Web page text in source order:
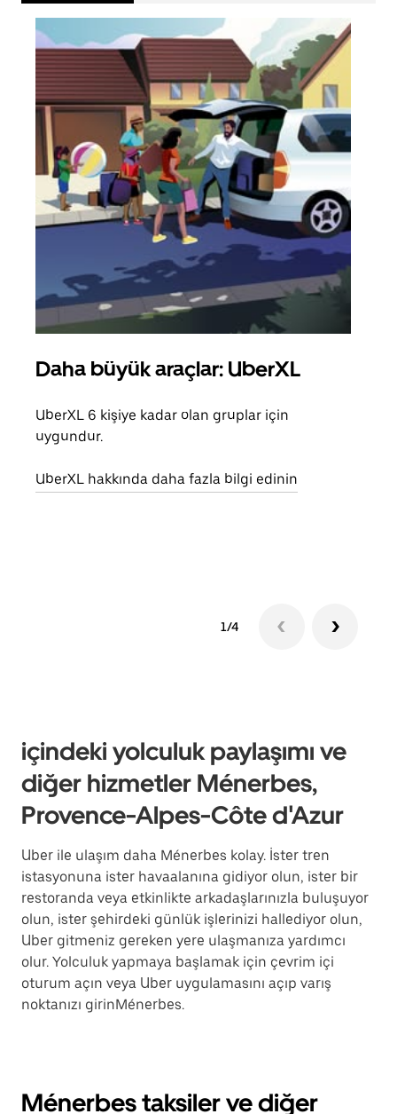
Daha büyük araçlar: UberXL
UberXL 6 kişiye kadar olan gruplar için
uygundur.
UberXL hakkında daha fazla bilgi edinin
1/4
içindeki yolculuk paylaşımı ve
diğer hizmetler Ménerbes,
Provence-Alpes-Côte d'Azur
Uber ile ulaşım daha Ménerbes kolay. İster tren
istasyonuna ister havaalanına gidiyor olun, ister bir
restoranda veya etkinlikte arkadaşlarınızla buluşuyor
olun, ister şehirdeki günlük işlerinizi hallediyor olun,
Uber gitmeniz gereken yere ulaşmanıza yardımcı
olur. Yolculuk yapmaya başlamak için çevrim içi
oturum açın veya Uber uygulamasını açıp varış
noktanızı girinMénerbes.
Ménerbes taksiler ve diğer